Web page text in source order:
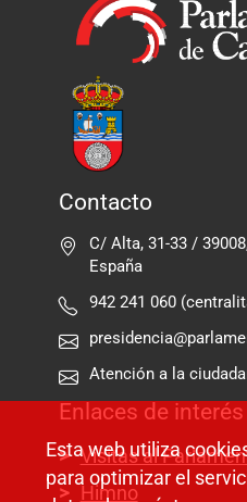
Contacto
C/ Alta, 31-33 /
España
942 241 060
Atención a la
Enlaces de interés
Visitas al
Himno
Esta web utiliza
para optimizar el